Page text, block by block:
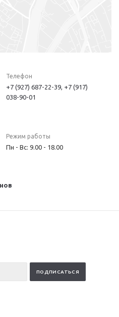
Телефон
+7 (927) 687-22-39, +7 (917)
038-90-01
Режим работы
Пн - Вс: 9.00 - 18.00